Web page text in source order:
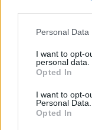
Personal
I want to opt-
personal data.
Opted In
I want to opt-
Personal Data.
Opted In